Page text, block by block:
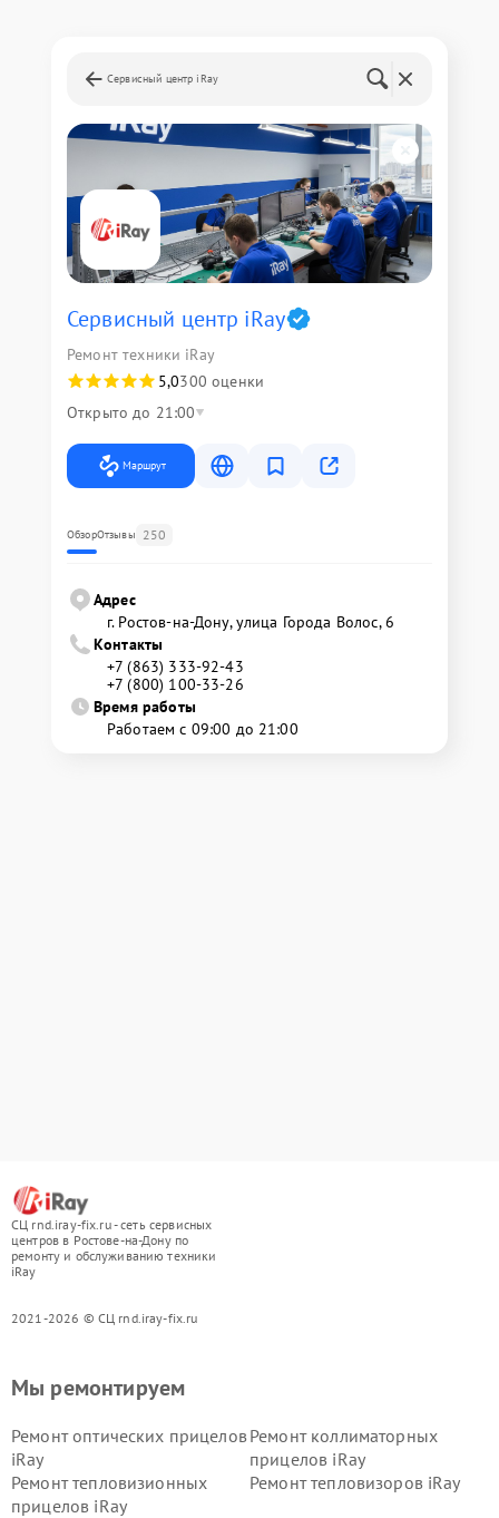
Сервисный центр iRay
Сервисный центр iRay
Ремонт техники iRay
5,0300 оценки
Открыто до 21:00
Маршрут
ОбзорОтзывы 250
Адрес
г. Ростов-на-Дону, улица Города Волос, 6
Контакты
+7 (863) 333-92-43
+7 (800) 100-33-26
Время работы
Работаем с 09:00 до 21:00
СЦ rnd.iray-fix.ru - сеть сервисных
центров в Ростове-на-Дону по
ремонту и обслуживанию техники
iRay
2021-2026 © СЦ rnd.iray-fix.ru
Мы ремонтируем
Ремонт оптических прицелов
iRay
Ремонт коллиматорных
прицелов iRay
Ремонт тепловизионных
прицелов iRay
Ремонт тепловизоров iRay